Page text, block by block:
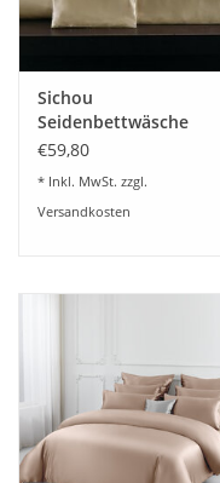
Sichou
Seidenbettwäsche
Satin gold-champagner
Maulbeerseide
€59,80
* Inkl. MwSt. zzgl.
Versandkosten